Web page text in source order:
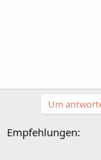
Um
Empfehlungen: